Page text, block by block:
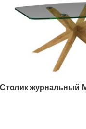
Столик журнальный